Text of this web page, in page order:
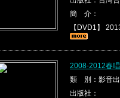
簡 介：
【DVD1】
2008-2012春
類 別：影音
出版社：